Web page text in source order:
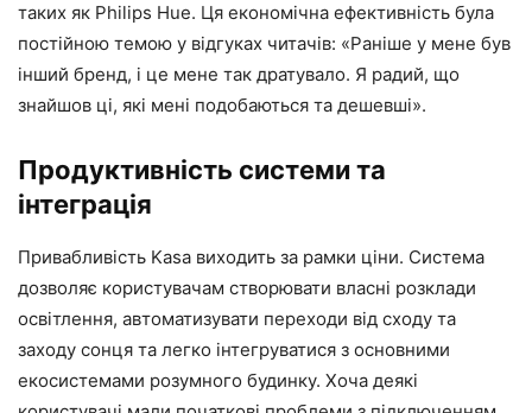
таких як Philips Hue. Ця економічна ефективність була
постійною темою у відгуках читачів: «Раніше у мене був
інший бренд, і це мене так дратувало. Я радий, що
знайшов ці, які мені подобаються та дешевші».
Продуктивність системи та
інтеграція
Привабливість Kasa виходить за рамки ціни. Система
дозволяє користувачам створювати власні розклади
освітлення, автоматизувати переходи від сходу та
заходу сонця та легко інтегруватися з основними
екосистемами розумного будинку. Хоча деякі